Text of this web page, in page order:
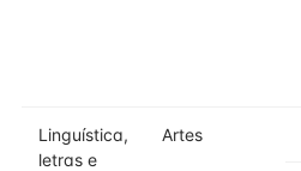
Linguística,
letras e
Artes